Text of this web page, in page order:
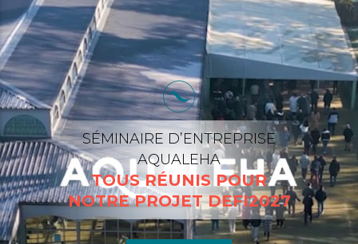
SÉMINAIRE D’ENTREPRISE
AQUALEHA
TOUS RÉUNIS POUR
NOTRE PROJET DEFI2027